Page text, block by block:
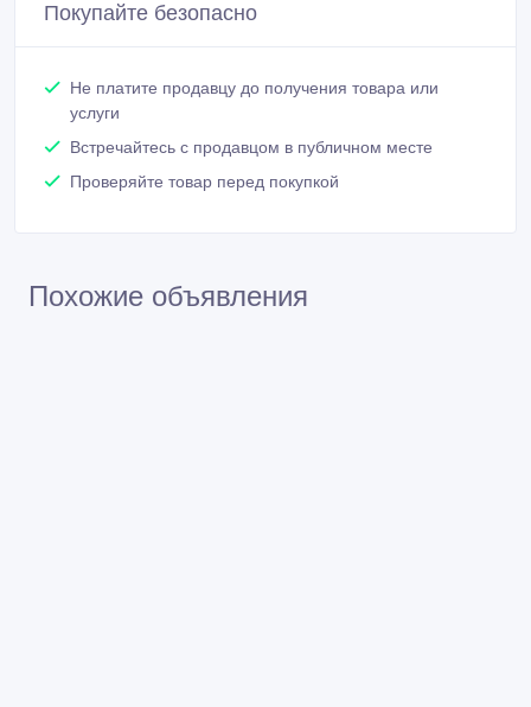
Покупайте безопасно
Не платите продавцу до получения товара или
услуги
Встречайтесь с продавцом в публичном месте
Проверяйте товар перед покупкой
Похожие объявления